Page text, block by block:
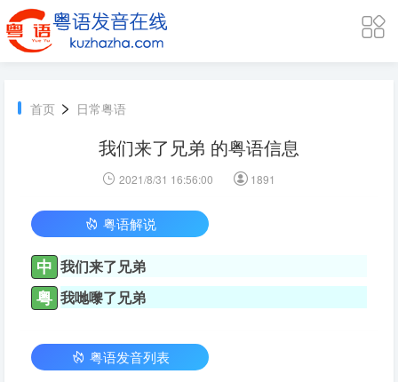
首页 > 日常粤语
我们来了兄弟 的粤语信息
2021/8/31 16:56:00 1891
粤语解说
中 我们来了兄弟
粤 我哋嚟了兄弟
粤语发音列表